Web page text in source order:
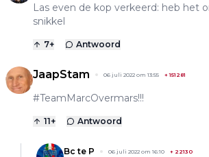
Las even de kop verkeerd: heb het
snikkel
7+ Antwoord
JaapStam 06 juli 2022 om 13:55 +151281
#TeamMarcOvermars!!!
11+ Antwoord
Bc te P 06 juli 2022 om 16:10 + 22130